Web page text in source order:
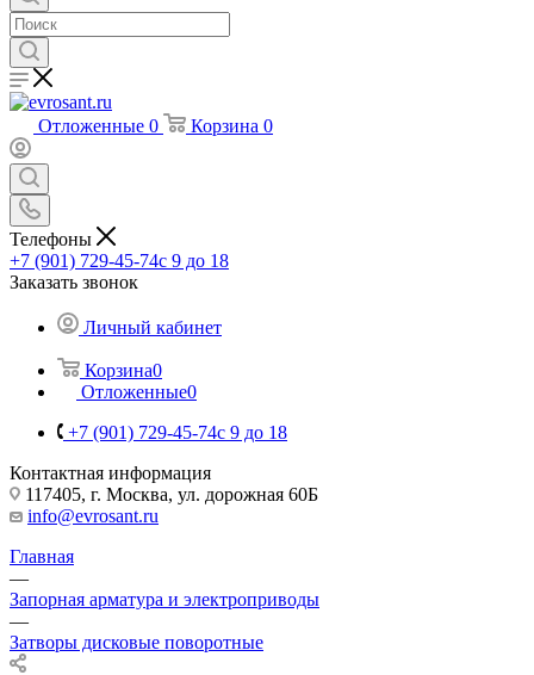
Отложенные 0 Корзина 0
Телефоны
+7 (901) 729-45-74c 9 до 18
Заказать звонок
Личный кабинет
Корзина0
Отложенные0
+7 (901) 729-45-74c 9 до 18
Контактная информация
117405, г. Москва, ул. дорожная 60Б
info@evrosant.ru
Главная
—
Запорная арматура и электроприводы
—
Затворы дисковые поворотные